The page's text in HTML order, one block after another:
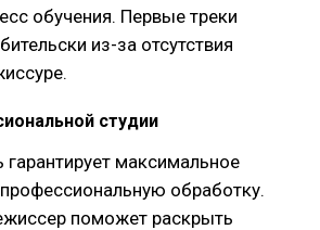
обучения. Первые треки
из-за отсутствия
студии
гарантирует максимальное
обработку.
поможет раскрыть